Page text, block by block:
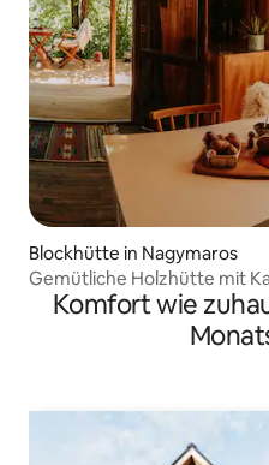
Blockhütte in Nagymaros
Gemütliche Holzhütte mit
Komfort wie